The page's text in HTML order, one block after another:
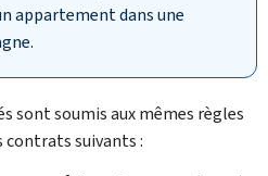
appartement dans une
sont soumis aux mêmes règles
contrats suivants :